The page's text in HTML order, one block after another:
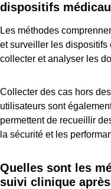
dispositifs
Les méthodes
et surveiller les
collecter et analyser les
Collecter des cas hors
utilisateurs sont
permettent de recueillir
la sécurité et les
Quelles sont les
suivi clinique